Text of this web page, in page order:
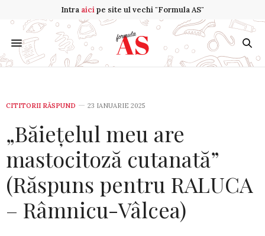
Intra aicipe site ul vechi "Formula AS"
CITITORII RĂSPUND 23 IANUARIE 2025
„Băiețelul meu are
mastocitoză cutanată”
(Răspuns pentru RALUCA
– Râmnicu-Vâlcea)